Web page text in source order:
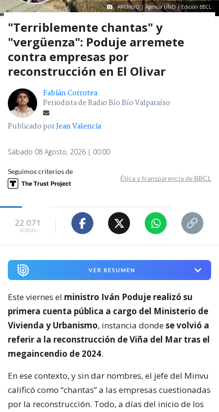
ARCHIVO | Agencia UNO | Edición BBCL
"Terriblemente chantas" y
"vergüenza": Poduje arremete
contra empresas por
reconstrucción en El Olivar
Fabián Corrotea
Periodista de Radio Bío Bío Valparaíso
Publicado porJean Valencia
Sábado 08 Agosto, 2026 | 00:00
Seguimos criterios de
Ética y transparencia de BBCL
22.071
visitas
VER RESUMEN
Este viernes el ministro Iván Poduje realizó su
primera cuenta pública a cargo del Ministerio de
Vivienda y Urbanismo, instancia dondese volvió a
referir a la reconstrucción de Viña del Mar tras el
megaincendio de 2024.
En ese contexto, y sin dar nombres, el jefe del Minvu
calificó como “chantas” a las empresas cuestionadas
por la reconstrucción. Todo, a días del inicio de los